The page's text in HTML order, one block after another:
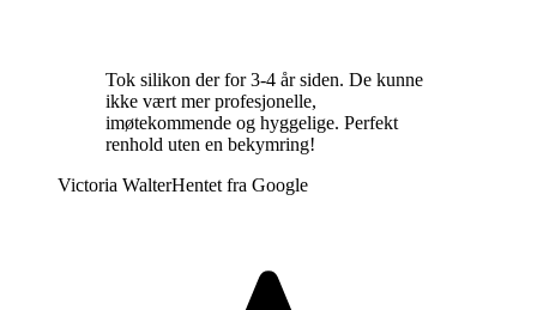
Tok silikon der for 3-4 år siden. De kunne
ikke vært mer profesjonelle,
imøtekommende og hyggelige. Perfekt
renhold uten en bekymring!
Victoria WalterHentet fra Google